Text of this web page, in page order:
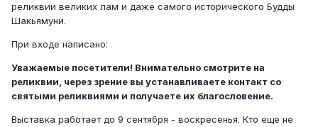
реликвии великих лам и даже самого исторического Будды
Шакьямуни.
При входе написано:
Уважаемые посетители! Внимательно смотрите на
реликвии, через зрение вы устанавливаете контакт со
святыми реликвиями и получаете их благословение.
Выставка работает до 9 сентября - воскресенья. Кто еще не